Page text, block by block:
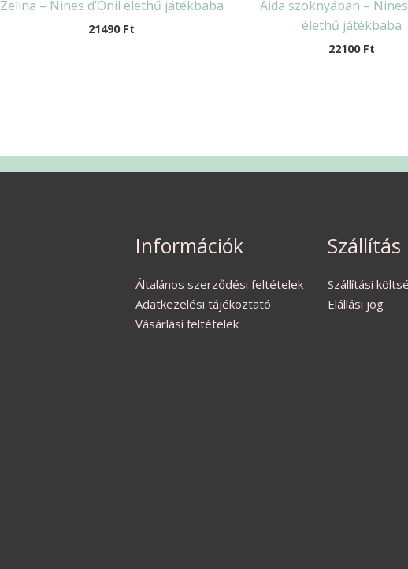
Zelina – Nines d’Onil élethű játékbaba
21490 Ft
Aida szoknyában – Nines
élethű játékbaba
22100 Ft
Információk
Általános szerződési feltételek
Adatkezelési tájékoztató
Vásárlási feltételek
Szállítás
Szállítási
Elállási jog